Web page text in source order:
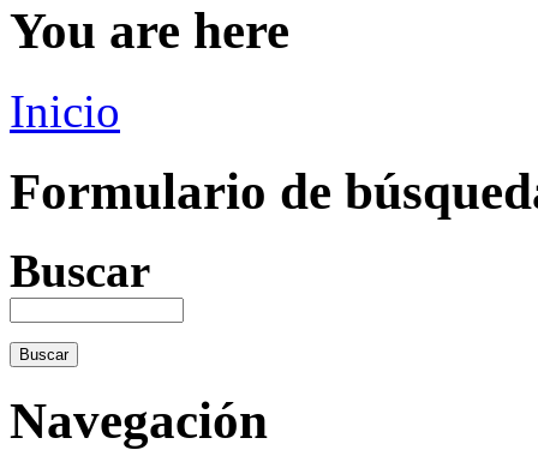
You are here
Inicio
Formulario de
Buscar
Navegación